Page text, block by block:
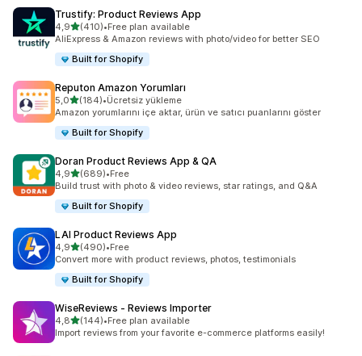
Trustify: Product Reviews App
4,95 yıldız üzerinden
(410)
toplam 410 değerlendirme
•Free plan available
AliExpress & Amazon reviews with photo/video for better SEO
Built for Shopify
Reputon Amazon Yorumları
5,05 yıldız üzerinden
(184)
toplam 184 değerlendirme
•Ücretsiz yükleme
Amazon yorumlarını içe aktar, ürün ve satıcı puanlarını göster
Built for Shopify
Doran Product Reviews App & QA
4,95 yıldız üzerinden
(689)
toplam 689 değerlendirme
•Free
Build trust with photo & video reviews, star ratings, and Q&A
Built for Shopify
LAI Product Reviews App
4,95 yıldız üzerinden
(490)
toplam 490 değerlendirme
•Free
Convert more with product reviews, photos, testimonials
Built for Shopify
WiseReviews ‑ Reviews Importer
4,85 yıldız üzerinden
(144)
toplam 144 değerlendirme
•Free plan available
Import reviews from your favorite e-commerce platforms easily!